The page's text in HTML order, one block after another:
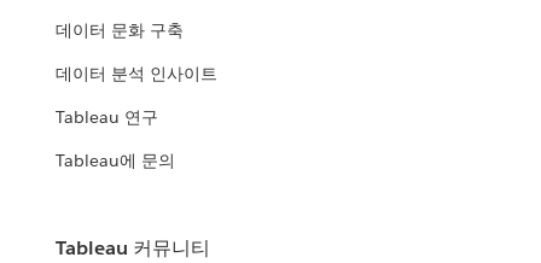
데이터 문화 구축
데이터 분석 인사이트
Tableau 연구
Tableau에 문의
Tableau 커뮤니티